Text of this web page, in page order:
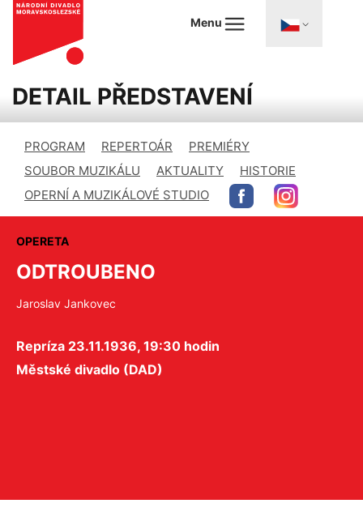
Menu
DETAIL PŘEDSTAVENÍ
PROGRAM REPERTOÁR
PREMIÉRY
SOUBOR MUZIKÁLU
AKTUALITY
HISTORIE
OPERNÍ A MUZIKÁLOVÉ STUDIO
OPERETA
ODTROUBENO
Jaroslav Jankovec
Repríza 23.11.1936, 19:30 hodin
Městské divadlo (DAD)